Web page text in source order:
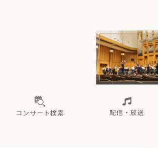
コンサート検索 配信・放送
海の向こうの音楽家 Aからの眺望
過去の特集